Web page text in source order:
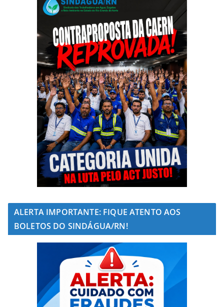
ALERTA IMPORTANTE: FIQUE ATENTO AOS
BOLETOS DO SINDÁGUA/RN!